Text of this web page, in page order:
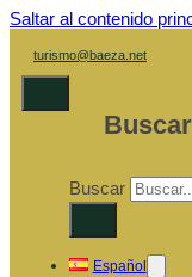
Saltar al contenido
turismo@baeza.net
Buscar
Español